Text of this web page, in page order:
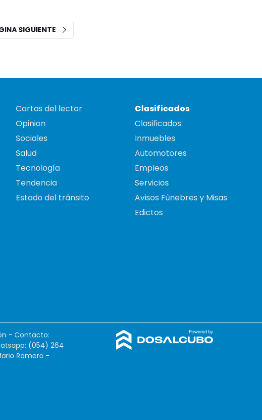
SIGUIENTE
Cartas del lector
Opinion
Sociales
Salud
Tecnología
Tendencia
Estado del tránsito
Clasificados
Clasificados
Inmuebles
Automotores
Empleos
Servicios
Avisos Fúnebres y Misas
Edictos
- Contacto:
(054) 264
Romero -